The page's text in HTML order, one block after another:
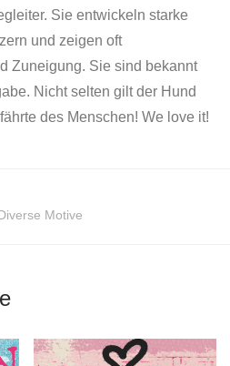
Sie entwickeln starke
und zeigen oft
Zuneigung. Sie sind bekannt
Nicht selten gilt der Hund
des Menschen! We love it!
Motive